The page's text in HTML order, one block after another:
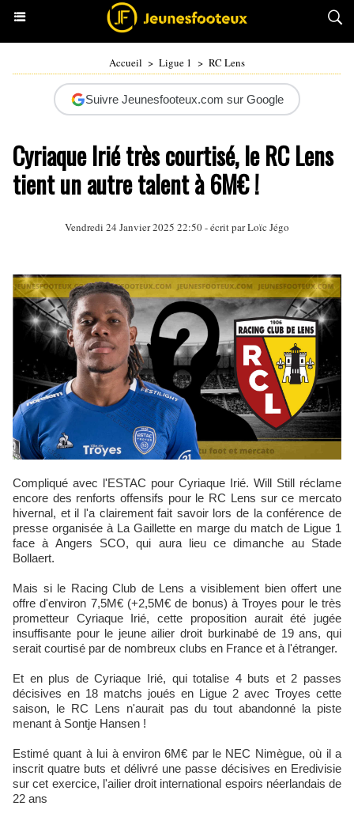
Accueil > Ligue 1 > RC Lens
Suivre Jeunesfooteux.com sur Google
Cyriaque Irié très courtisé, le RC Lens
tient un autre talent à 6M€ !
Vendredi 24 Janvier 2025 22:50 - écrit parLoïc Jégo
Compliqué avec l'ESTAC pour Cyriaque Irié. Will Still réclame
encore des renforts offensifs pour le RC Lens sur ce mercato
hivernal, et il l'a clairement fait savoir lors de la conférence de
presse organisée à La Gaillette en marge du match de Ligue 1
face à Angers SCO, qui aura lieu ce dimanche au Stade
Bollaert.
Mais si le Racing Club de Lens a visiblement bien offert une
offre d'environ 7,5M€ (+2,5M€ de bonus) à Troyes pour le très
prometteur Cyriaque Irié, cette proposition aurait été jugée
insuffisante pour le jeune ailier droit burkinabé de 19 ans, qui
serait courtisé par de nombreux clubs en France et à l'étranger.
Et en plus de Cyriaque Irié, qui totalise 4 buts et 2 passes
décisives en 18 matchs joués en Ligue 2 avec Troyes cette
saison, le RC Lens n'aurait pas du tout abandonné la piste
menant à Sontje Hansen !
Estimé quant à lui à environ 6M€ par le NEC Nimègue, où il a
inscrit quatre buts et délivré une passe décisives en Eredivisie
sur cet exercice, l'ailier droit international espoirs néerlandais de
22 ans